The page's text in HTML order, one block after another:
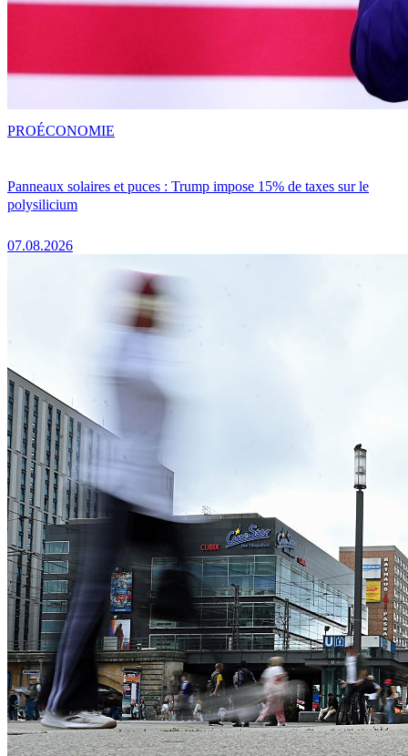
Panneaux solaires et puces : Trump impose 15% de taxes sur le
polysilicium
07.08.2026
PROÉCONOMIE